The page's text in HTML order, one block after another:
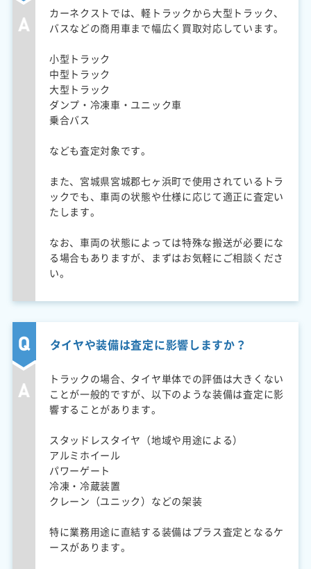
カーネクストでは、軽トラックから大型トラック、
バスなどの商用車まで幅広く買取対応しています。
小型トラック
中型トラック
大型トラック
ダンプ・冷凍車・ユニック車
乗合バス
なども査定対象です。
また、宮城県宮城郡七ヶ浜町で使用されているトラ
ックでも、車両の状態や仕様に応じて適正に査定い
たします。
なお、車両の状態によっては特殊な搬送が必要にな
る場合もありますが、まずはお気軽にご相談くださ
い。
タイヤや装備は査定に影響しますか？
トラックの場合、タイヤ単体での評価は大きくない
ことが一般的ですが、以下のような装備は査定に影
響することがあります。
スタッドレスタイヤ（地域や用途による）
アルミホイール
パワーゲート
冷凍・冷蔵装置
クレーン（ユニック）などの架装
特に業務用途に直結する装備はプラス査定となるケ
ースがあります。